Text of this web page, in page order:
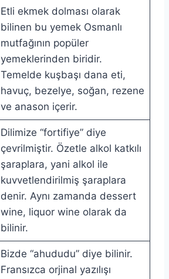
Etli ekmek dolması olarak
bilinen bu yemek Osmanlı
mutfağının popüler
yemeklerinden biridir.
Temelde kuşbaşı dana eti,
havuç, bezelye, soğan, rezene
ve anason içerir.
Dilimize “fortifiye” diye
çevrilmiştir. Özetle alkol katkılı
şaraplara, yani alkol ile
kuvvetlendirilmiş şaraplara
denir. Aynı zamanda dessert
wine, liquor wine olarak da
bilinir.
Bizde “ahududu” diye bilinir.
Fransızca orjinal yazılışı